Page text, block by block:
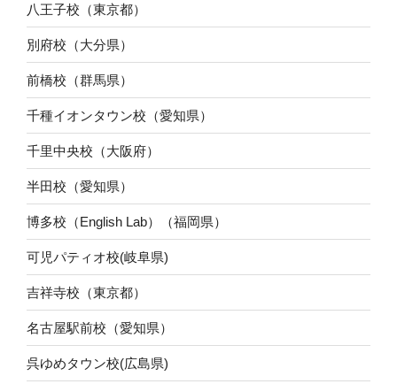
八王子校（東京都）
別府校（大分県）
前橋校（群馬県）
千種イオンタウン校（愛知県）
千里中央校（大阪府）
半田校（愛知県）
博多校（English Lab）（福岡県）
可児パティオ校(岐阜県)
吉祥寺校（東京都）
名古屋駅前校（愛知県）
呉ゆめタウン校(広島県)